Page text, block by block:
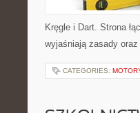
Kręgle i Dart. Strona
wyjaśniają zasady
CATEGORIES: